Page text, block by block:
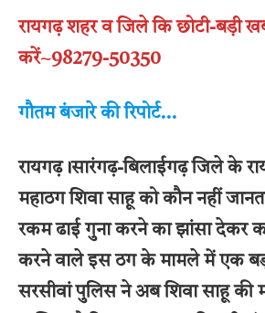
रायगढ़ शहर व जिले कि छोटी-बड़ी
करें~98279-50350
गौतम बंजारे की रिपोर्ट…
रायगढ़।सारंगढ़-बिलाईगढ़ जिले के
महाठग शिवा साहू को कौन नहीं
रकम ढाई गुना करने का झांसा देकर
करने वाले इस ठग के मामले में एक बड़ी
सरसीवां पुलिस ने अब शिवा साहू